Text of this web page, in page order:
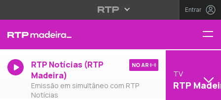
Entrar
RTP Notícias (RTP
Madeira)
Emissão em simultâneo com RTP
Notícias
NO AR
TV
RTP